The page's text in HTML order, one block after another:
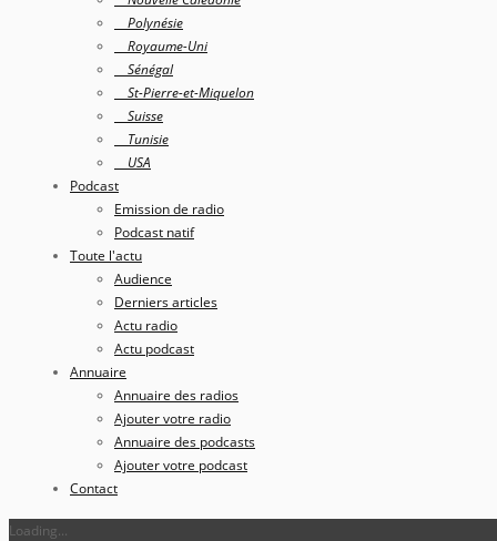
Polynésie
Royaume-Uni
Sénégal
St-Pierre-et-Miquelon
Suisse
Tunisie
USA
Podcast
Emission de radio
Podcast natif
Toute l'actu
Audience
Derniers articles
Actu radio
Actu podcast
Annuaire
Annuaire des radios
Ajouter votre radio
Annuaire des podcasts
Ajouter votre podcast
Contact
Loading...